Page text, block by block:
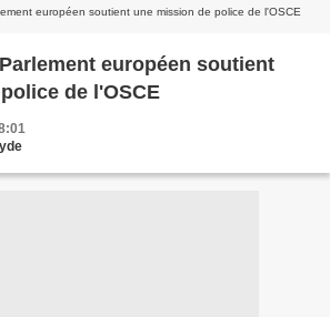
européen soutient une mission de police de l'OSCE
européen soutient
de l'OSCE